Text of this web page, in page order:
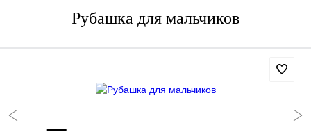
Рубашка для мальчиков